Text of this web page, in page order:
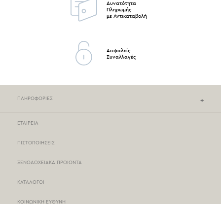
Δυνατότητα
Πληρωμής
με Αντικαταβολή
Ασφαλείς
Συναλλαγές
ΠΛΗΡΟΦΟΡΙΕΣ
ΕΤΑΙΡΕΙΑ
ΠΙΣΤΟΠΟΙΗΣΕΙΣ
ΞΕΝΟΔΟΧΕΙΑΚΑ ΠΡΟΙΟΝΤΑ
ΚΑΤΑΛΟΓΟΙ
ΚΟΙΝΩΝΙΚΗ ΕΥΘΥΝΗ